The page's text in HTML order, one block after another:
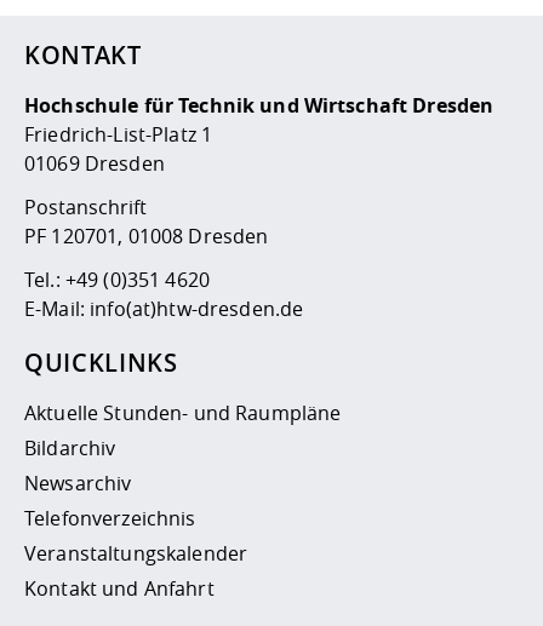
KONTAKT
Hochschule für Technik und Wirtschaft Dresden
Friedrich-List-Platz 1
01069 Dresden
Postanschrift
PF 120701, 01008 Dresden
Tel.: +49 (0)351 4620
E-Mail: info(at)htw-dresden.de
QUICKLINKS
Aktuelle Stunden- und Raumpläne
Bildarchiv
Newsarchiv
Telefonverzeichnis
Veranstaltungskalender
Kontakt und Anfahrt